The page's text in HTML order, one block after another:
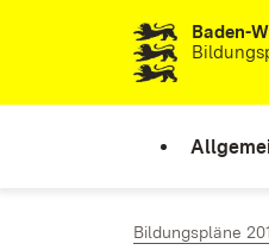
Zum Inhalt springen
Baden-
Bildungspläne